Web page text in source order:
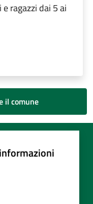
ragazzi dai 5 ai
il comune